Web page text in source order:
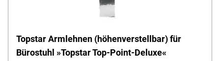
Topstar Armlehnen (höhenverstellbar) für
Bürostuhl »Topstar Top-Point-Deluxe«